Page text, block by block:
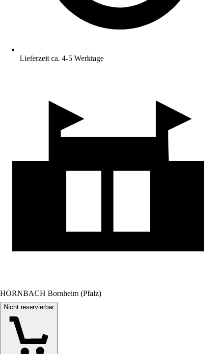
Lieferzeit ca. 4-5 Werktage
HORNBACH Bornheim (Pfalz)
Nicht reservierbar